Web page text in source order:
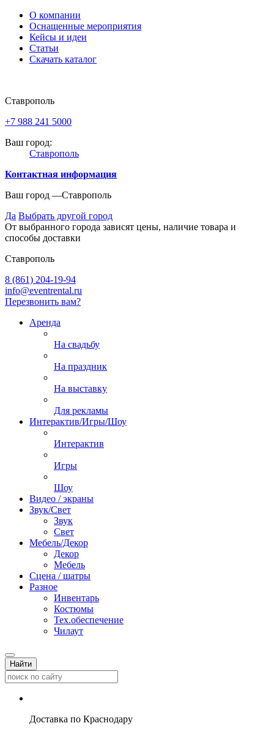
О компании
Оснащенные мероприятия
Кейсы и идеи
Статьи
Скачать каталог
Ставрополь
+7 988 241 5000
Ваш город:
Ставрополь
Контактная информация
Ваш город —Ставрополь
Да Выбрать другой город
От выбранного города зависят цены, наличие товара и
способы доставки
Ставрополь
8 (861) 204-19-94
info@eventrental.ru
Перезвонить вам?
Аренда
На свадьбу
На праздник
На выставку
Для рекламы
Интерактив/Игры/Шоу
Интерактив
Игры
Шоу
Видео / экраны
Звук/Свет
Звук
Свет
Мебель/Декор
Декор
Мебель
Сцена / шатры
Разное
Инвентарь
Костюмы
Тех.обеспечение
Чилаут
Найти
Доставка по Краснодару